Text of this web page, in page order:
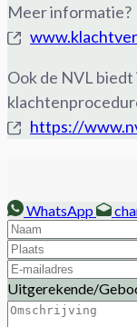
Meer informatie?
Ook de NVL
https://
WhatsApp
Uitgerekende/